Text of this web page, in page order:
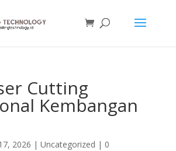
Cutting
Kembangan
2026 | Uncategorized | 0